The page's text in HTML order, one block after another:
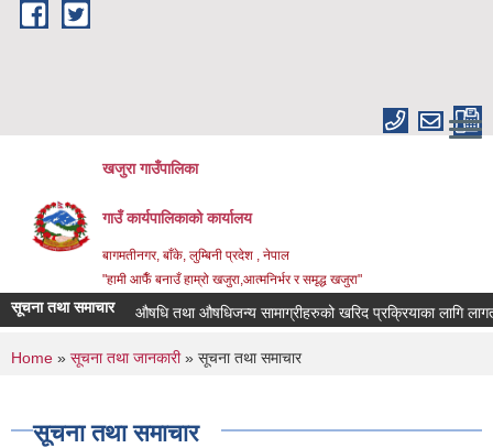
Skip to main content
खजुरा गाउँपालिका
गाउँ कार्यपालिकाको कार्यालय
बागमतीनगर, बाँके, लुम्बिनी प्रदेश , नेपाल
"हामी आफैँ बनाउँ हाम्रो खजुरा,आत्मनिर्भर र समृद्ध खजुरा"
सूचना तथा समाचार औषधि तथा औषधिजन्य सामाग्रीहरुको खरिद प्रक्रियाका लागि
You are here
Home » सूचना तथा जानकारी» सूचना तथा समाचार
सूचना तथा समाचार